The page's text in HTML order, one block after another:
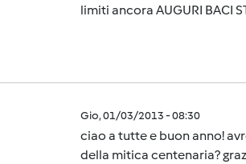
limiti ancora AUGURI BACI
Gio, 01/03/2013 - 08:30
ciao a tutte e buon anno!
della mitica centenaria?